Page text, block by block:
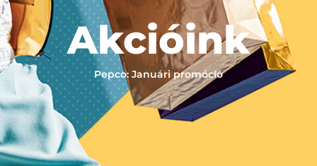
Akcióink
Pepco: Januári promóció